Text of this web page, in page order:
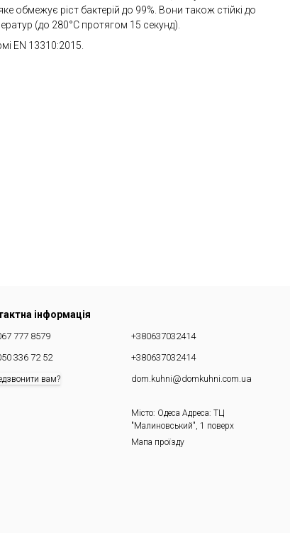
обмежує ріст бактерій до 99%. Вони також стійкі до
(до 280°C протягом 15 секунд).
EN 13310:2015.
інформація
777 8579
336 72 52
вам?
+380637032414
+380637032414
dom.kuhni@domkuhni.com.ua
Місто: Одеса Адреса: ТЦ
"Малиновський", 1 поверх
Мапа проїзду